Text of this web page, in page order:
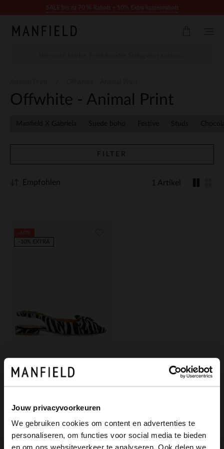
Jouw privacyvoorkeuren
We gebruiken cookies om content en advertenties te
personaliseren, om functies voor social media te bieden
Offwhite - Animal Print
Manfield X Gabriela Suede boho Festive Studs
FILTER
1 Artikel
Empfohlen
Manfield
Offwhite Slingbacks mit Zebramuster und Schleife
-10% EXTRA